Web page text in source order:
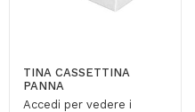
TINA CASSETTINA
PANNA
Accedi per vedere i